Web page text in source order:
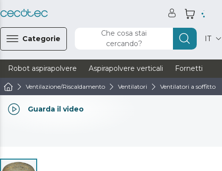
Categorie
Che cosa stai
cercando?
IT
Robot aspirapolvere Aspirapolvere verticali Fornetti
Ventilazione/Riscaldamento Ventilatori Ventilatori a soffitto
Guarda il video